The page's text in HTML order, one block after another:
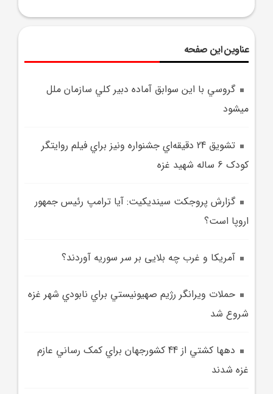
عناوین این صفحه
گروسي با اين سوابق آماده دبير کلي سازمان ملل
مي‎شود
تشويق 24 دقيقه‌اي جشنواره ونيز براي فيلم روايتگر
کودک 6 ساله شهيد غزه
گزارش پروجکت سينديکيت: آيا ترامپ رئيس جمهور
اروپا است؟
آمریکا و غرب چه بلایی بر سر سوریه آوردند؟
حملات ويرانگر رژيم صهيونيستي براي نابودي شهر غزه
شروع شد
دهها کشتي از 44 کشورجهان براي کمک رساني عازم
غزه شدند